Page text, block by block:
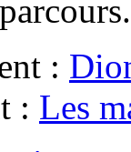
:
: Les